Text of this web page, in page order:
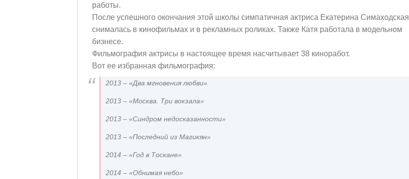
работы.
После успешного окончания этой школы симпатичная актриса Екатерина Симаходская
снималась в кинофильмах и в рекламных роликах. Также Катя работала в модельном
бизнесе.
Фильмография актрисы в настоящее время насчитывает 38 киноработ.
Вот ее избранная фильмография:
2013 – «Два мгновения любви»
2013 – «Москва. Три вокзала»
2013 – «Синдром недосказанности»
2013 – «Последний из Магикян»
2014 – «Год в Тоскане»
2014 – «Обнимая небо»